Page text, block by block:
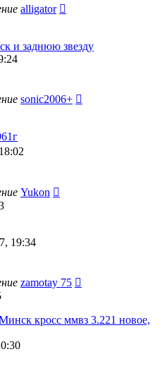
alligator
и заднюю звезду
sonic2006+
Yukon
19:34
zamotay 75
кросс ммвз 3.221 новое,